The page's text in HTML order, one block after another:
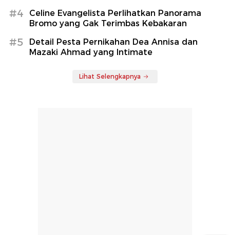
#4
Celine Evangelista Perlihatkan Panorama
Bromo yang Gak Terimbas Kebakaran
#5
Detail Pesta Pernikahan Dea Annisa dan
Mazaki Ahmad yang Intimate
Lihat Selengkapnya